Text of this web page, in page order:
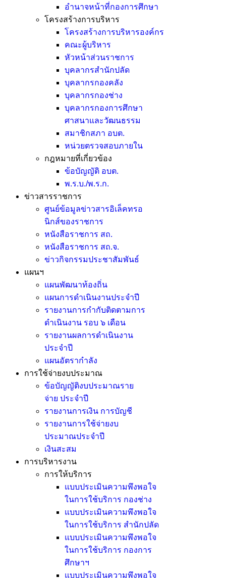
อำนาจหน้าที่กองการศึกษา
โครงสร้างการบริหาร
โครงสร้างการบริหารองค์กร
คณะผู้บริหาร
หัวหน้าส่วนราชการ
บุคลากรสำนักปลัด
บุคลากรกองคลัง
บุคลากรกองช่าง
บุคลากรกองการศึกษา
ศาสนาและวัฒนธรรม
สมาชิกสภา อบต.
หน่วยตรวจสอบภายใน
กฎหมายที่เกี่ยวข้อง
ข้อบัญญัติ อบต.
พ.ร.บ./พ.ร.ก.
ข่าวสารราชการ
ศูนย์ข้อมูลข่าวสารอิเล็คทรอ
นิกส์ของราชการ
หนังสือราชการ สถ.
หนังสือราชการ สถ.จ.
ข่าวกิจกรรมประชาสัมพันธ์
แผนฯ
แผนพัฒนาท้องถิ่น
แผนการดำเนินงานประจำปี
รายงานการกำกับติดตามการ
ดำเนินงาน รอบ ๖ เดือน
รายงานผลการดำเนินงาน
ประจำปี
แผนอัตรากำลัง
การใช้จ่ายงบประมาณ
ข้อบัญญัติงบประมาณราย
จ่าย ประจำปี
รายงานการเงิน การบัญชี
รายงานการใช้จ่ายงบ
ประมาณประจำปี
เงินสะสม
การบริหารงาน
การให้บริการ
แบบประเมินความพึงพอใจ
ในการใช้บริการ กองช่าง
แบบประเมินความพึงพอใจ
ในการใช้บริการ สำนักปลัด
แบบประเมินความพึงพอใจ
ในการใช้บริการ กองการ
ศึกษาฯ
แบบประเมินความพึงพอใจ